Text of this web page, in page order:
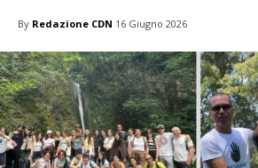
By Redazione CDN 16 Giugno 2026